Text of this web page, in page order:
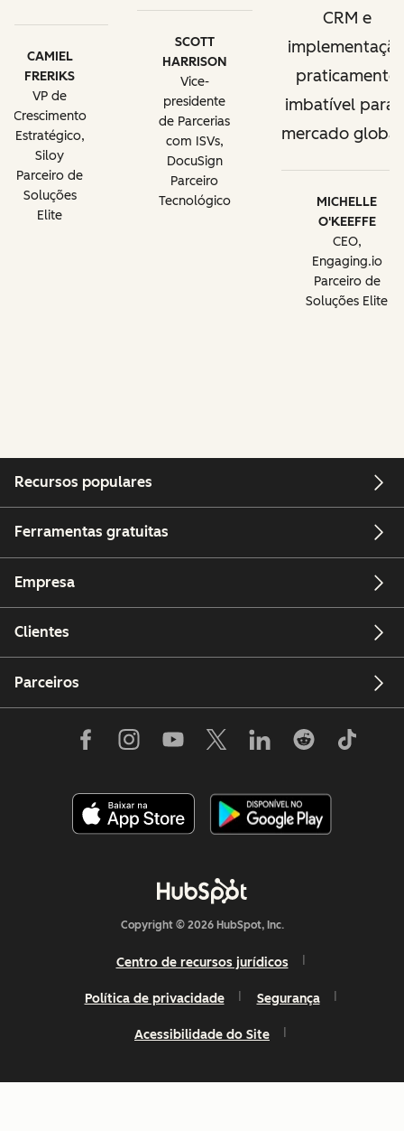
CAMIEL
FRERIKS
VP de
Crescimento
Estratégico,
Siloy
Parceiro de
Soluções
Elite
SCOTT
HARRISON
Vice-
presidente
de Parcerias
com ISVs,
DocuSign
Parceiro
Tecnológico
CRM e
praticamente
imbatível para
mercado global.
MICHELLE
O'KEEFFE
CEO,
Engaging.io
Parceiro de
Soluções Elite
Recursos populares
Ferramentas gratuitas
Empresa
Clientes
Parceiros
Copyright © 2026 HubSpot, Inc.
Centro de recursos jurídicos
Política de privacidade Segurança
Acessibilidade do Site